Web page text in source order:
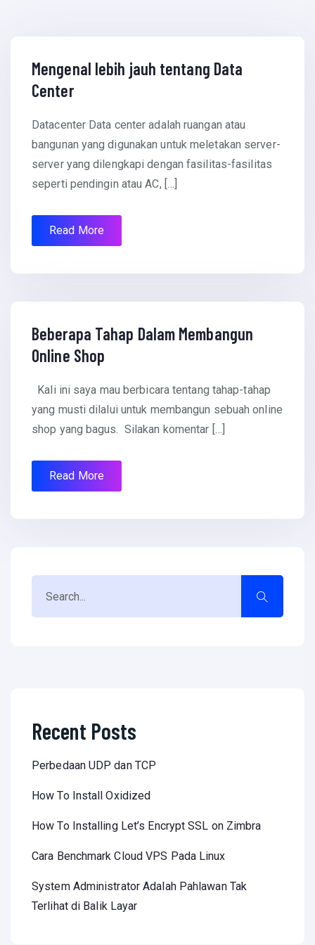
Mengenal lebih jauh tentang Data
Center
Datacenter Data center adalah ruangan atau
bangunan yang digunakan untuk meletakan server-
server yang dilengkapi dengan fasilitas-fasilitas
seperti pendingin atau AC, […]
Read More
Beberapa Tahap Dalam Membangun
Online Shop
Kali ini saya mau berbicara tentang tahap-tahap
yang musti dilalui untuk membangun sebuah online
shop yang bagus. Silakan komentar […]
Read More
Recent Posts
Perbedaan UDP dan TCP
How To Install Oxidized
How To Installing Let’s Encrypt SSL on Zimbra
Cara Benchmark Cloud VPS Pada Linux
System Administrator Adalah Pahlawan Tak
Terlihat di Balik Layar